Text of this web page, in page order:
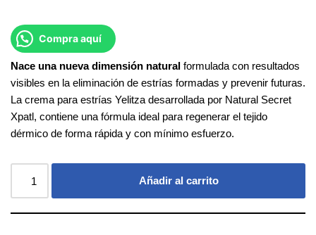
Compra aquí
Nace una nueva dimensión natural formulada con resultados
visibles en la eliminación de estrías formadas y prevenir futuras.
La crema para estrías Yelitza desarrollada por Natural Secret
Xpatl, contiene una fórmula ideal para regenerar el tejido
dérmico de forma rápida y con mínimo esfuerzo.
Añadir al carrito